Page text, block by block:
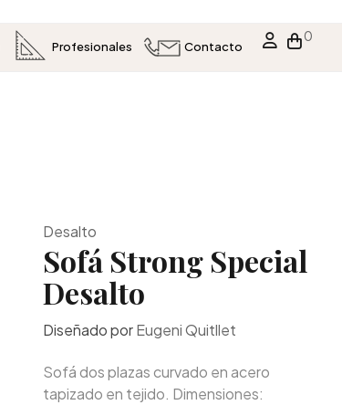
Profesionales Contacto
0
Desalto
Sofá Strong Special
Desalto
Diseñado porEugeni Quitllet
Sofá dos plazas curvado en acero
tapizado en tejido. Dimensiones: